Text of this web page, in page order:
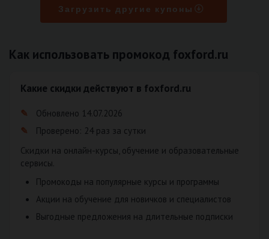
Загрузить другие купоны
Как использовать промокод foxford.ru
Какие скидки действуют в foxford.ru
Обновлено 14.07.2026
Проверено: 24 раз за сутки
Скидки на онлайн-курсы, обучение и образовательные
сервисы.
Промокоды на популярные курсы и программы
Акции на обучение для новичков и специалистов
Выгодные предложения на длительные подписки